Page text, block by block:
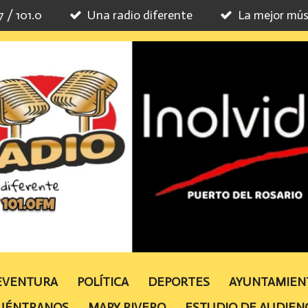
/ 101.0 Una radio diferente La mejor
POLÍTICA DEPORTES